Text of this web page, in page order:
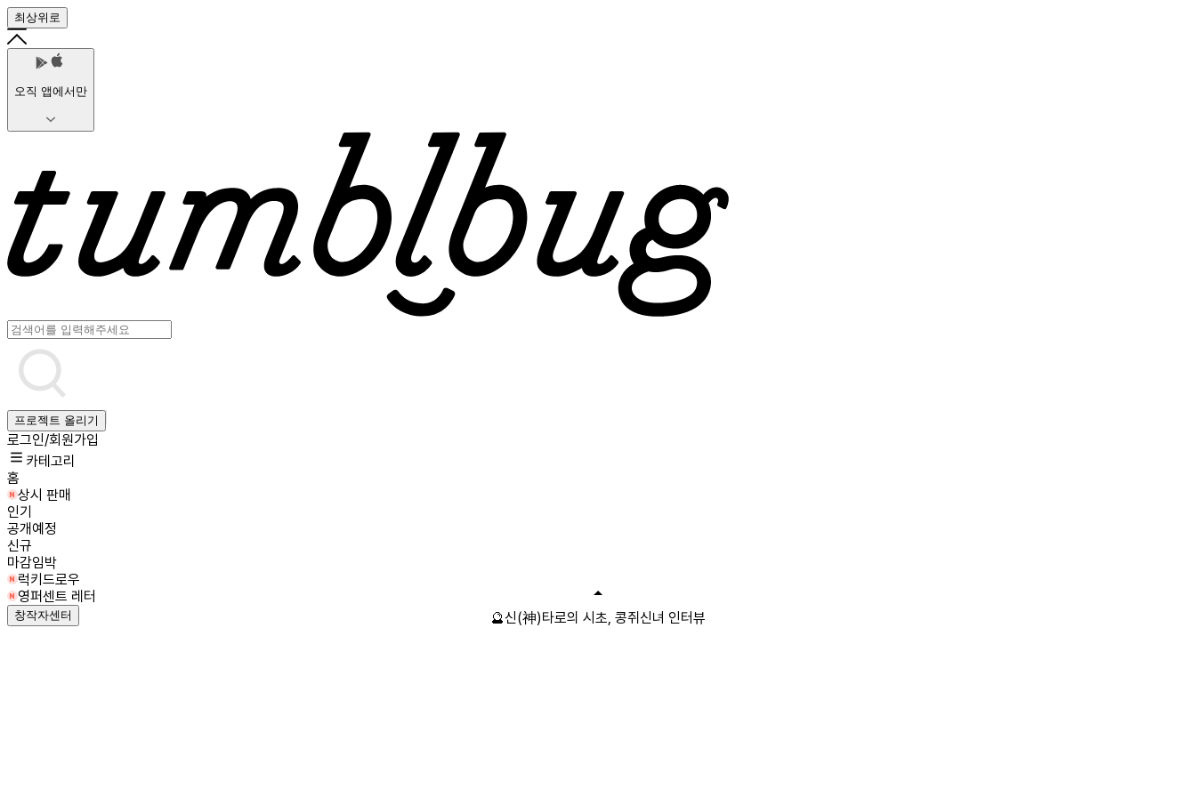
최상위로
오직 앱에서만
프로젝트 올리기
로그인/회원가입
카테고리
홈
상시 판매
인기
공개예정
신규
마감임박
럭키드로우
영퍼센트 레터
창작자센터 🔮신(神)타로의 시초, 콩쥐신녀 인터뷰